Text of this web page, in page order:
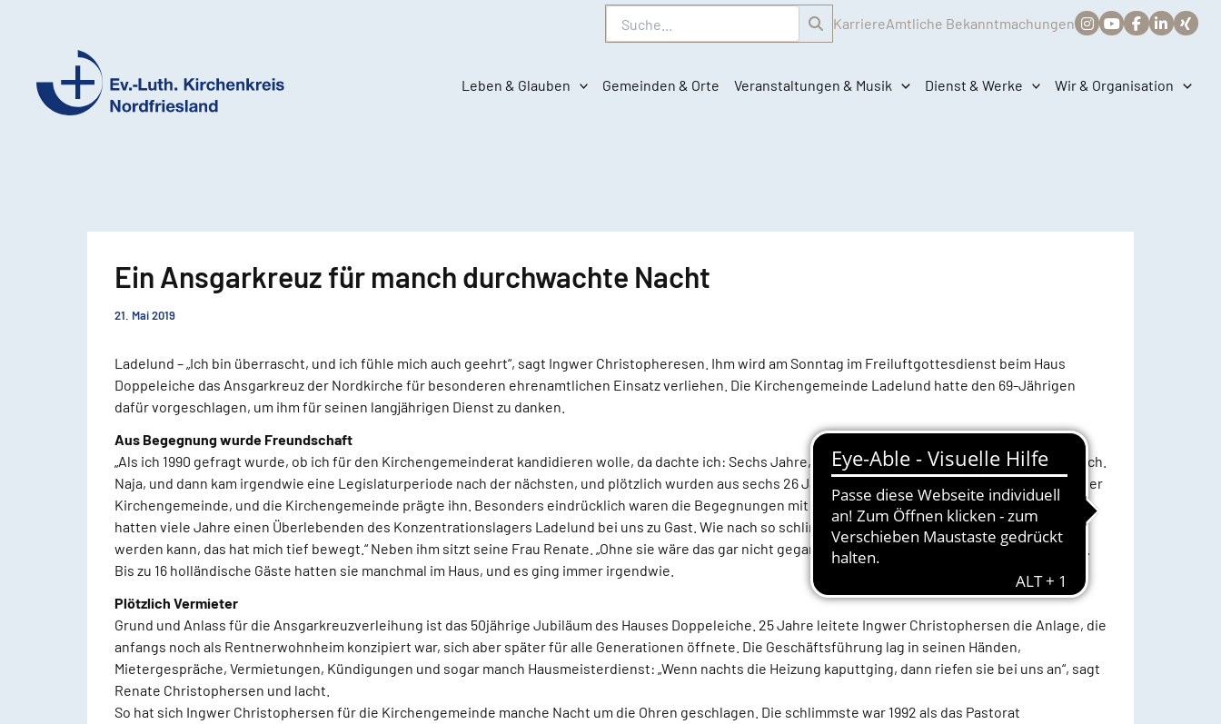
Suche KarriereAmtliche Bekanntmachungen
Ev.-
Leben & Glauben Gemeinden & Orte Veranstaltungen & Musik Dienst & Werke Wir & Organisation
Ein Ansgarkreuz für manch durchwachte Nacht
21. Mai 2019
Ladelund – „Ich bin überrascht, und ich fühle mich auch geehrt“, sagt Ingwer Christopheresen. Ihm wird am Sonntag im Freiluftgottesdienst beim Haus
Doppeleiche das Ansgarkreuz der Nordkirche für besonderen ehrenamtlichen Einsatz verliehen. Die Kirchengemeinde Ladelund hatte den 69-Jährigen
dafür vorgeschlagen, um ihm für seinen langjährigen Dienst zu danken.
Aus Begegnung wurde Freundschaft
„Als ich 1990 gefragt wurde, ob ich für den Kirchengemeinderat kandidieren wolle, da dachte ich: Sechs Jahre, das kannst du ja mal machen“, erinnert er sich.
Naja, und dann kam irgendwie eine Legislaturperiode nach der nächsten, und plötzlich wurden aus sechs 26 Jahre. In dieser Zeit prägte er das Schicksal der
Kirchengemeinde, und die Kirchengemeinde prägte ihn. Besonders eindrücklich waren die Begegnungen mit Gästen aus dem holländischen Putten. „Wir
hatten viele Jahre einen Überlebenden des Konzentrationslagers Ladelund bei uns zu Gast. Wie nach so schlimmen Erfahrungen echte Freundschaft
werden kann, das hat mich tief bewegt.“ Neben ihm sitzt seine Frau Renate. „Ohne sie wäre das gar nicht gegangen“, sagt der Maler- und Lackierermeister.
Bis zu 16 holländische Gäste hatten sie manchmal im Haus, und es ging immer irgendwie.
Plötzlich Vermieter
Grund und Anlass für die Ansgarkreuzverleihung ist das 50jährige Jubiläum des Hauses Doppeleiche. 25 Jahre leitete Ingwer Christophersen die Anlage, die
anfangs noch als Rentnerwohnheim konzipiert war, sich aber später für alle Generationen öffnete. Die Geschäftsführung lag in seinen Händen,
Mietergespräche, Vermietungen, Kündigungen und sogar manch Hausmeisterdienst: „Wenn nachts die Heizung kaputtging, dann riefen sie bei uns an“, sagt
Renate Christophersen und lacht.
So hat sich Ingwer Christophersen für die Kirchengemeinde manche Nacht um die Ohren geschlagen. Die schlimmste war 1992 als das Pastorat